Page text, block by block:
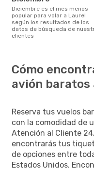
diciembre es el mes menos
popular para volar a Laurel
según los resultados de los
datos de búsqueda de
clientes
Cómo
avión baratos
Reserva tus vuelos
con la comodidad de
Atención al Cliente
encontrarás tus
de opciones entre
Estados Unidos.